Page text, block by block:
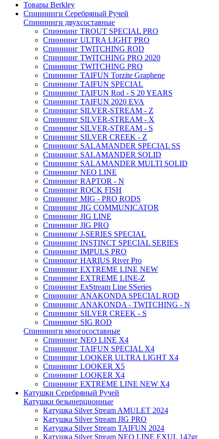
Товары Berkley
Спиннинги Серебряный Ручей
Спиннинги двухсоставные
Спиннинг TROUT SPECIAL PRO
Спиннинг ULTRA LIGHT PRO
Спиннинг TWITCHING ROD
Спиннинг TWITCHING PRO 2020
Спиннинг TWITCHING PRO
Спиннинг TAIFUN Torzite Graphene
Спиннинг TAIFUN SPECIAL
Спиннинг TAIFUN Rod - S 20 YEARS
Спиннинг TAIFUN 2020 EVA
Спиннинг SILVER-STREAM - Z
Спиннинг SILVER-STREAM - X
Спиннинг SILVER-STREAM - S
Спиннинг SILVER CREEK - Z
Спиннинг SALAMANDER SPECIAL SS
Спиннинг SALAMANDER SOLID
Спиннинг SALAMANDER MULTI SOLID
Спиннинг NEO LINE
Спиннинг RAPTOR - N
Спиннинг ROCK FISH
Спиннинг MIG - PRO RODS
Спиннинг JIG COMMUNICATOR
Спиннинг JIG LINE
Спиннинг JIG PRO
Спиннинг J-SERIES SPECIAL
Спиннинг INSTINCT SPECIAL SERIES
Спиннинг IMPULS PRO
Спиннинг HARIUS River Pro
Спиннинг EXTREME LINE NEW
Спиннинг EXTREME LINE-Z
Спиннинг ExStream Line SSeries
Спиннинг ANAKONDA SPECIAL ROD
Спиннинг ANAKONDA - TWITCHING - N
Спиннинг SILVER CREEK - S
Спиннинг SIG ROD
Спиннинги многосоставные
Спиннинг NEO LINE X4
Спиннинг TAIFUN SPECIAL X4
Спиннинг LOOKER ULTRA LIGHT X4
Спиннинг LOOKER X5
Спиннинг LOOKER X4
Спиннинг EXTREME LINE NEW X4
Катушки Серебряный Ручей
Катушки безынерционные
Катушка Silver Stream AMULET 2024
Катушка Silver Stream JIG PRO
Катушка Silver Stream TAIFUN 2024
Катушка Silver Stream NEO LINE EXUL 142gr